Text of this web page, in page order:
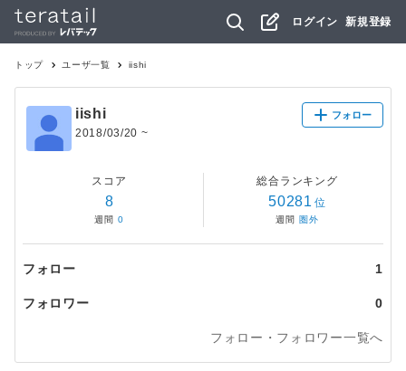
ログイン 新規登録
トップ ユーザ一覧 iishi
iishi
2018/03/20 ~
フォロー
スコア
8
週間 0
総合ランキング
50281 位
週間 圏外
フォロー 1
フォロワー 0
フォロー・フォロワー一覧へ